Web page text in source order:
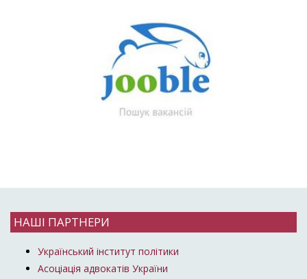
НАШІ ПАРТНЕРИ
Український інститут політики
Асоціація адвокатів України